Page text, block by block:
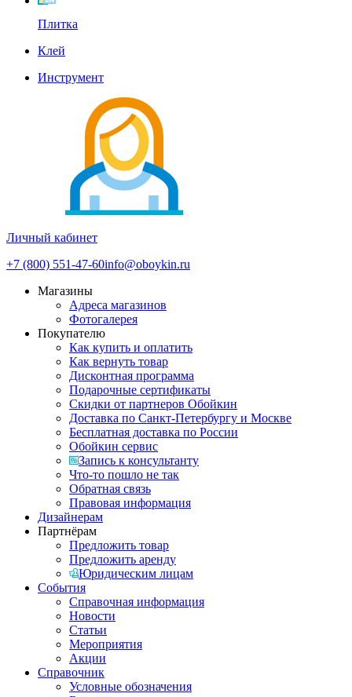
Плитка
Клей
Инструмент
Личный кабинет
+7 (800) 551-47-60info@oboykin.ru
Магазины
Адреса магазинов
Фотогалерея
Покупателю
Как купить и оплатить
Как вернуть товар
Дисконтная программа
Подарочные сертификаты
Скидки от партнеров Обойкин
Доставка по Санкт-Петербургу и Москве
Бесплатная доставка по России
Обойкин сервис
Запись к консультанту
Что-то пошло не так
Обратная связь
Правовая информация
Дизайнерам
Партнёрам
Предложить товар
Предложить аренду
Юридическим лицам
События
Справочная информация
Новости
Статьи
Мероприятия
Акции
Справочник
Условные обозначения